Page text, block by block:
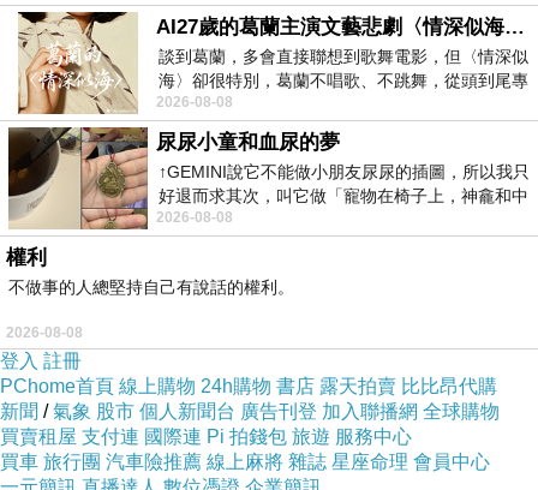
服務這麼優，當然在網路購物最好啦~~你一定要來
看看【NIXON】華麗焦點 CANNON(金-綠)~~
商品網址:
品號：3067879
AI27歲的葛蘭主演文藝悲劇〈情深似海〉 #戀上老電影 #葛蘭 #粟子
談到葛蘭，多會直接聯想到歌舞電影，但〈情深似
海〉卻很特別，葛蘭不唱歌、不跳舞，從頭到尾專
心演戲。拍攝期間，經常工作超過12個鐘
2026-08-08
尿尿小童和血尿的夢
↑GEMINI說它不能做小朋友尿尿的插圖，所以我只
好退而求其次，叫它做「寵物在椅子上，神龕和中
年人臉孔」的畫了。 六月底
2026-08-08
權利
不做事的人總堅持自己有說話的權利。
2026-08-08
登入 註冊
PChome首頁 線上購物 24h購物 書店 露天拍賣 比比昂代購
新聞 /氣象 股市 個人新聞台 廣告刊登 加入聯播網 全球購物
買賣租屋 支付連 國際連 Pi 拍錢包 旅遊 服務中心
買車 旅行團 汽車險推薦 線上麻將 雜誌 星座命理 會員中心